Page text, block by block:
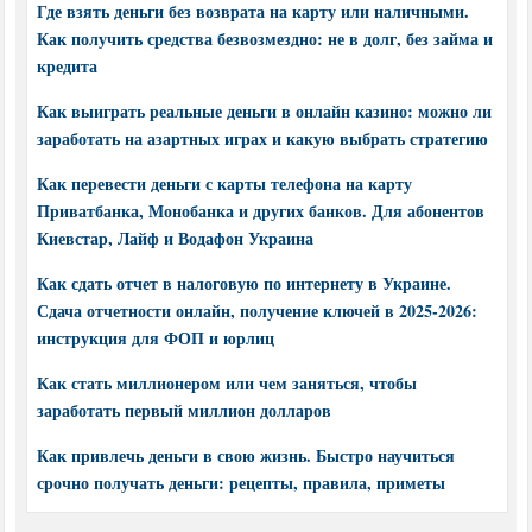
Где взять деньги без возврата на карту или наличными.
Как получить средства безвозмездно: не в долг, без займа и
кредита
Как выиграть реальные деньги в онлайн казино: можно ли
заработать на азартных играх и какую выбрать стратегию
Как перевести деньги с карты телефона на карту
Приватбанка, Монобанка и других банков. Для абонентов
Киевстар, Лайф и Водафон Украина
Как сдать отчет в налоговую по интернету в Украине.
Сдача отчетности онлайн, получение ключей в 2025-2026:
инструкция для ФОП и юрлиц
Как стать миллионером или чем заняться, чтобы
заработать первый миллион долларов
Как привлечь деньги в свою жизнь. Быстро научиться
срочно получать деньги: рецепты, правила, приметы